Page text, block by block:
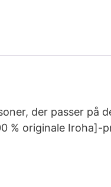
der passer på
% originale Iroha]-